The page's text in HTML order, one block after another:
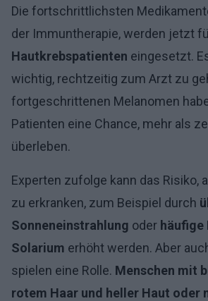
Die fortschrittlichsten
der Immuntherapie, werden jetzt
Hautkrebspatienten eingesetzt.
wichtig, rechtzeitig zum Arzt zu
fortgeschrittenen Melanomen
Patienten eine Chance, mehr als
überleben.
Experten zufolge kann das Risiko,
zu erkranken, zum Beispiel durch
Sonneneinstrahlung oder häufige
Solarium erhöht werden. Aber
spielen eine Rolle. Menschen mit
rotem Haar und heller Haut oder